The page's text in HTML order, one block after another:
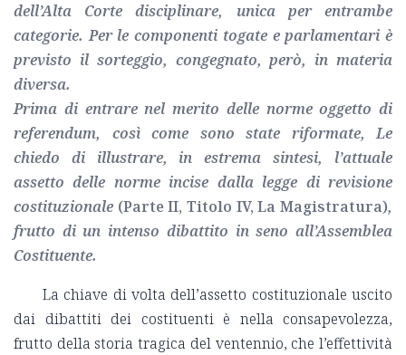
dell’Alta Corte disciplinare, unica per entrambe
categorie. Per le componenti togate e parlamentari è
previsto il sorteggio, congegnato, però, in materia
diversa.
Prima di entrare nel merito delle norme oggetto di
referendum, così come sono state riformate, Le
chiedo di illustrare, in estrema sintesi, l’attuale
assetto delle norme incise dalla legge di revisione
costituzionale (Parte II, Titolo IV, La Magistratura),
frutto di un intenso dibattito in seno all’Assemblea
Costituente.
La chiave di volta dell’assetto costituzionale uscito
dai dibattiti dei costituenti è nella consapevolezza,
frutto della storia tragica del ventennio, che l’effettività